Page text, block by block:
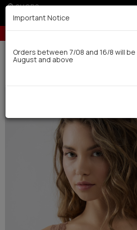
SHOPS
EU (sale season) Up to 6
Delivery in 7-9 working
Important Notice
Orders between 7/08 and 16/8 will
August and above